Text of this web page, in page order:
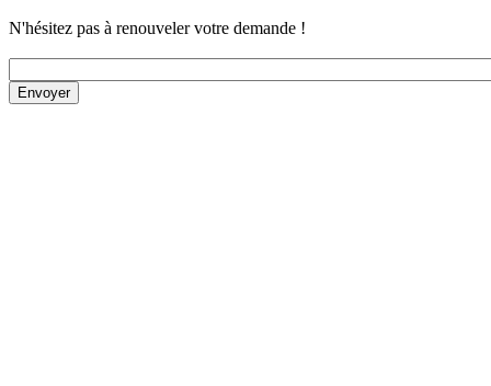
N'hésitez pas à renouveler votre demande !